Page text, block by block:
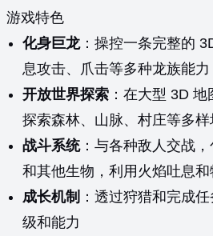
游戏特色
化身巨龙：操控一条完整的
息攻击、爪击等多种龙族能力
开放世界探索 ：在大型 3D
探索森林、山脉、村庄等多样
战斗系统：与各种敌人交战
和其他生物，利用火焰吐息
成长机制 ：透过狩猎和完成
级和能力